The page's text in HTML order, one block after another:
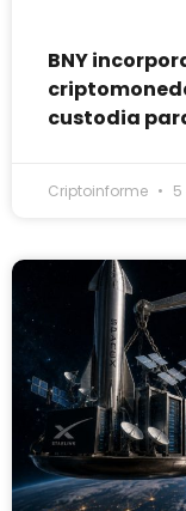
BNY
custodia
Criptoinforme